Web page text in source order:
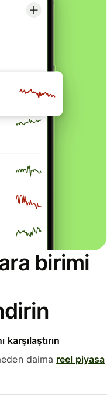
birimi
karşılaştırın
daima reel piyasa